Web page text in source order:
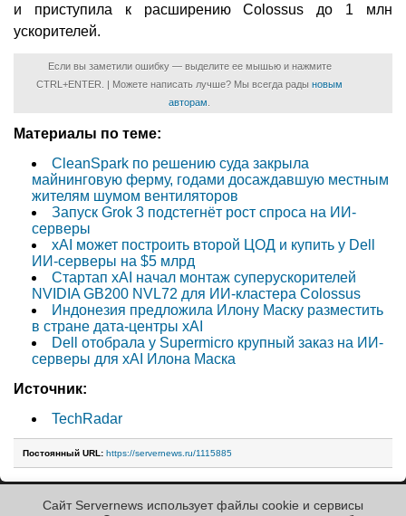
и приступила к расширению Colossus до 1 млн
ускорителей.
Если вы заметили ошибку — выделите ее мышью и нажмите
CTRL+ENTER. | Можете написать лучше? Мы всегда рады новым
авторам
Материалы по теме:
CleanSpark по решению суда закрыла
майнинговую ферму, годами досаждавшую местным
жителям шумом вентиляторов
Запуск Grok 3 подстегнёт рост спроса на ИИ-
серверы
xAI может построить второй ЦОД и купить у Dell
ИИ-серверы на $5 млрд
Стартап xAI начал монтаж суперускорителей
NVIDIA GB200 NVL72 для ИИ-кластера Colossus
Индонезия предложила Илону Маску разместить
в стране дата-центры xAI
Dell отобрала у Supermicro крупный заказ на ИИ-
серверы для xAI Илона Маска
Источник:
TechRadar
Постоянный URL: https://servernews.ru/1115885
Сайт Servernews использует файлы cookie и сервисы